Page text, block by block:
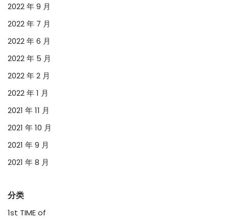
2022 年 9 月
2022 年 7 月
2022 年 6 月
2022 年 5 月
2022 年 2 月
2022 年 1 月
2021 年 11 月
2021 年 10 月
2021 年 9 月
2021 年 8 月
分类
1st TIME of